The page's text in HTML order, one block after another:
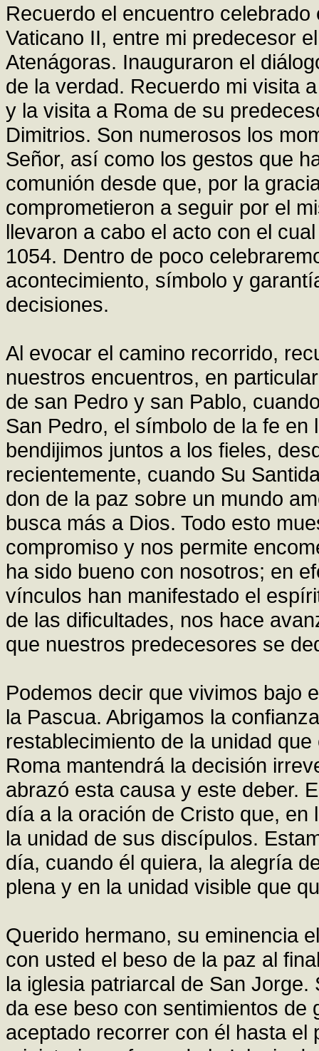
Recuerdo el encuentro
Vaticano II, entre mi predecesor
Atenágoras. Inauguraron el
de la verdad. Recuerdo mi visita
y la visita a Roma de su
Dimitrios. Son numerosos los
Señor, así como los gestos que
comunión desde que, por la
comprometieron a seguir por el
llevaron a cabo el acto con el
1054. Dentro de poco
acontecimiento, símbolo y
decisiones.
Al evocar el camino recorrido,
nuestros encuentros, en
de san Pedro y san Pablo,
San Pedro, el símbolo de la fe
bendijimos juntos a los fieles,
recientemente, cuando Su
don de la paz sobre un mundo
busca más a Dios. Todo esto
compromiso y nos permite
ha sido bueno con nosotros; en
vínculos han manifestado el
de las dificultades, nos hace
que nuestros predecesores se
Podemos decir que vivimos bajo
la Pascua. Abrigamos la
restablecimiento de la unidad
Roma mantendrá la decisión
abrazó esta causa y este deber.
día a la oración de Cristo que,
la unidad de sus discípulos.
día, cuando él quiera, la alegría
plena y en la unidad visible que
Querido hermano, su eminencia
con usted el beso de la paz al
la iglesia patriarcal de San
da ese beso con sentimientos de
aceptado recorrer con él hasta el